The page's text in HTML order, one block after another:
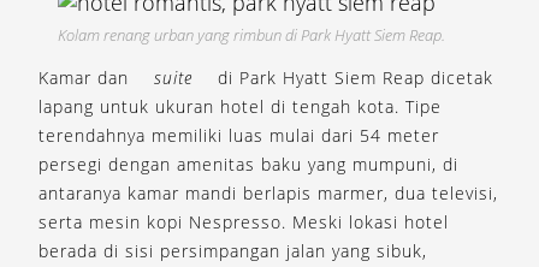
Kolam renang urban yang rimbun di Park Hyatt Siem Reap.
Kamar dan suite
di Park Hyatt Siem Reap dicetak
lapang untuk ukuran hotel di tengah kota. Tipe
terendahnya memiliki luas mulai dari 54 meter
persegi dengan amenitas baku yang mumpuni, di
antaranya kamar mandi berlapis marmer, dua televisi,
serta mesin kopi Nespresso. Meski lokasi hotel
berada di sisi persimpangan jalan yang sibuk,